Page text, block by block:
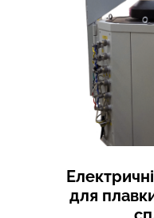
для